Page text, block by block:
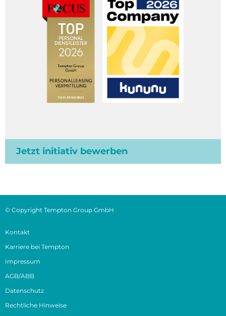
Jetzt initiativ bewerben
© Copyright Tempton Group GmbH
Kontakt
Karriere bei Tempton
Impressum
AGB/ABB
Datenschutz
Rechtliche Hinweise